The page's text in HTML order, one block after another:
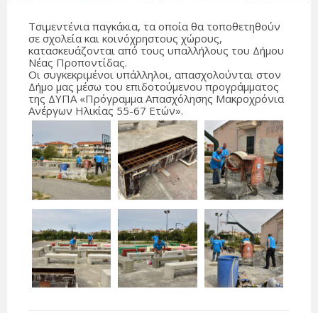
Τσιμεντένια παγκάκια, τα οποία θα τοποθετηθούν
σε σχολεία και κοινόχρηστους χώρους,
κατασκευάζονται από τους υπαλλήλους του Δήμου
Νέας Προποντίδας.
Οι συγκεκριμένοι υπάλληλοι, απασχολούνται στον
Δήμο μας μέσω του επιδοτούμενου προγράμματος
της ΔΥΠΑ «Πρόγραμμα Απασχόλησης Μακροχρόνια
Ανέργων Ηλικίας 55-67 Ετών».